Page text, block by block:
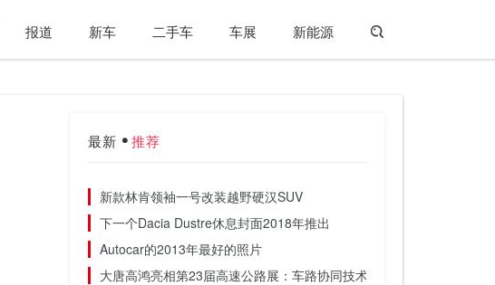
报道 新车 二手车 车展 新能源
最新 推荐
新款林肯领袖一号改装越野硬汉SUV
下一个Dacia Dustre休息封面2018年推出
Autocar的2013年最好的照片
大唐高鸿亮相第23届高速公路展：车路协同技术加码智慧交通，让高